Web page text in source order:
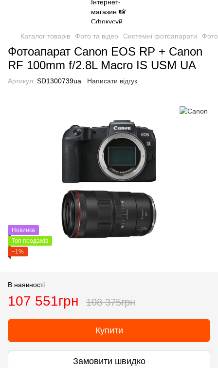
Каталог товарів Фото та відео Системні фотоапарати
Фотоапарат Canon EOS RP + Canon
RF 100mm f/2.8L Macro IS USM UA
Артикул: SD1300739ua Написати відгук
Новинка
Топ продажів
−1%
В наявності
107 551грн 108 375грн
Купити
Замовити швидко